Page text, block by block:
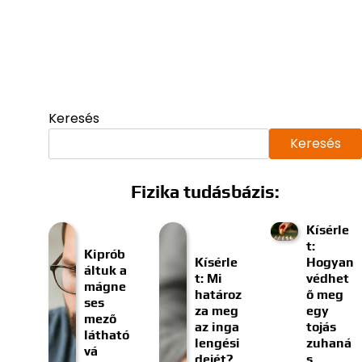
Keresés
Keresés
Fizika tudásbázis:
Kiprób
áltuk a
mágne
ses
mező
látható
vá
Kísérle
t: Mi
határoz
za meg
az inga
lengési
Kísérle
t:
Hogyan
védhet
ő meg
egy
tojás
zuhaná